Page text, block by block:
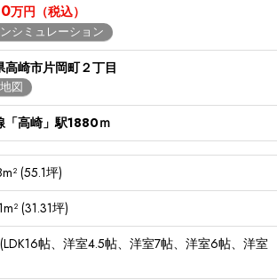
万円（税込）
シミュレーション
高崎市片岡町２丁目
図
「高崎」駅1880ｍ
(55.1坪)
(31.31坪)
帖、洋室4.5帖、洋室7帖、洋室6帖、洋室